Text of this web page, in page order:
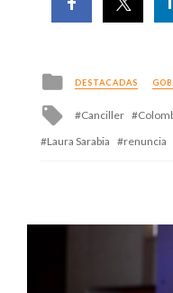
Posted
in
DESTACADAS
Tagged
Canciller
Laura Sarabia
renuncia